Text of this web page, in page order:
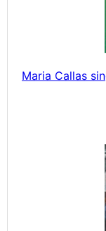
Maria Callas